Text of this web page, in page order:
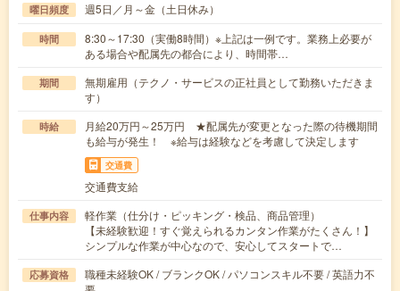
曜日頻度 週5日／月～金（土日休み）
時間
8:30～17:30（実働8時間）※上記は一例です。業務上必要が
ある場合や配属先の都合により、時間帯…
期間
無期雇用（テクノ・サービスの正社員として勤務いただきま
す）
時給
月給20万円～25万円 ★配属先が変更となった際の待機期間
も給与が発生！ ※給与は経験などを考慮して決定します
交通費
交通費支給
仕事内容
軽作業（仕分け・ピッキング・検品、商品管理）
【未経験歓迎！すぐ覚えられるカンタン作業がたくさん！】
シンプルな作業が中心なので、安心してスタートで…
応募資格
職種未経験OK / ブランクOK / パソコンスキル不要 / 英語力不